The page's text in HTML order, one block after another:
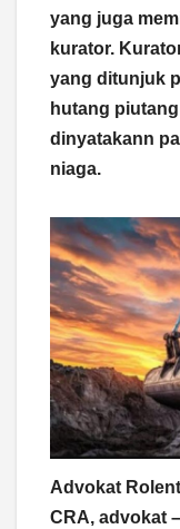
yang juga
kurator.
yang ditunjuk
hutang
dinyatakann
niaga.
Advokat
CRA, advokat